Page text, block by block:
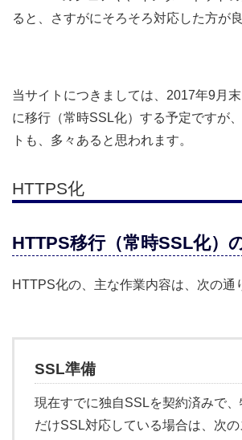
ると、さすがにそろそろ対応した方が
当サイトにつきましては、2017年9月
に移行（常時SSL化）する予定ですが
トも、多々あると思われます。
HTTPS化
HTTPS移行（常時SSL化）
HTTPS化の、主な作業内容は、次の通
SSL準備
現在すでに独自SSLを契約済みで
だけSSL対応している場合は、次